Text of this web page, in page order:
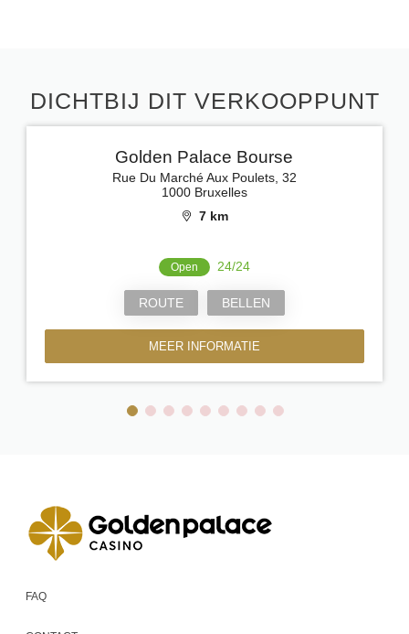
DICHTBIJ DIT VERKOOPPUNT
Golden Palace Bourse
Rue Du Marché Aux Poulets, 32
1000 Bruxelles
7 km
Open 24/24
ROUTE BELLEN
MEER INFORMATIE
FAQ